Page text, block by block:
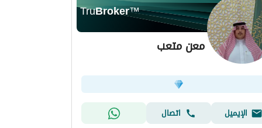
TruBroker™
معن متعب
الإيميل
اتصال